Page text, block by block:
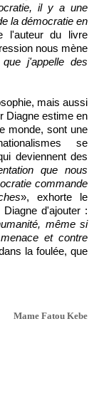
il y a une
la démocratie en
l'auteur du livre
nous mène
j'appelle des
mais aussi
Diagne estime en
monde, sont une
se
deviennent des
que nous
commande
», exhorte le
d'ajouter :
même si
et contre
la foulée, que
Mame Fatou Kebe